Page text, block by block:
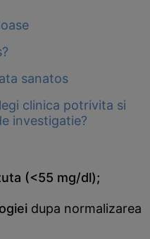
sanatos
clinica potrivita si
investigatie?
(<55 mg/dl);
dupa normalizarea